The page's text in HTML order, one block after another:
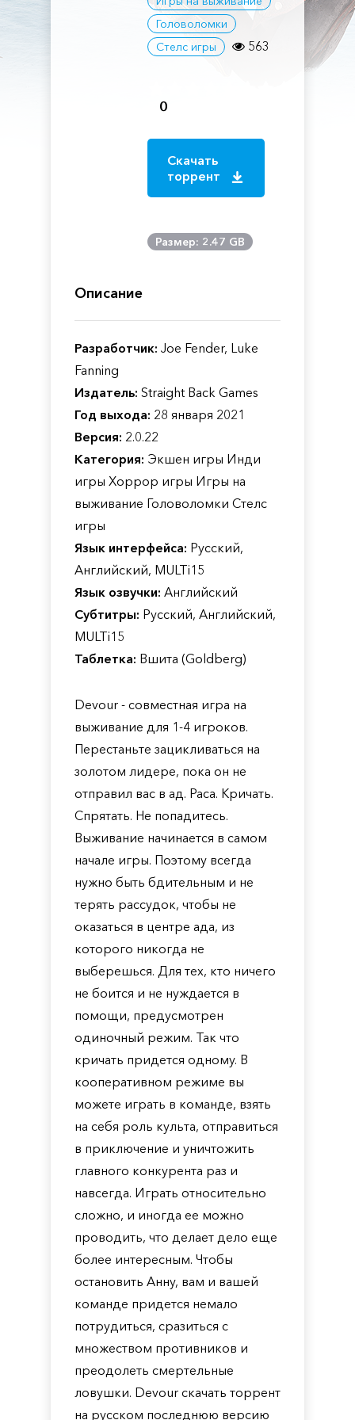
Головоломки
Стелс игры
563
0
Скачать
торрент
Размер: 2.47 GB
Описание
Разработчик: Joe Fender, Luke
Fanning
Издатель: Straight Back Games
Год выхода: 28 января 2021
Версия: 2.0.22
Категория: Экшен игры Инди
игры Хоррор игры Игры на
выживание Головоломки Стелс
игры
Язык интерфейса: Русский,
Английский, MULTi15
Язык озвучки: Английский
Субтитры: Русский, Английский,
MULTi15
Таблетка: Вшита (Goldberg)
Devour - совместная игра на
выживание для 1-4 игроков.
Перестаньте зацикливаться на
золотом лидере, пока он не
отправил вас в ад. Раса. Кричать.
Спрятать. Не попадитесь.
Выживание начинается в самом
начале игры. Поэтому всегда
нужно быть бдительным и не
терять рассудок, чтобы не
оказаться в центре ада, из
которого никогда не
выберешься. Для тех, кто ничего
не боится и не нуждается в
помощи, предусмотрен
одиночный режим. Так что
кричать придется одному. В
кооперативном режиме вы
можете играть в команде, взять
на себя роль культа, отправиться
в приключение и уничтожить
главного конкурента раз и
навсегда. Играть относительно
сложно, и иногда ее можно
проводить, что делает дело еще
более интересным. Чтобы
остановить Анну, вам и вашей
команде придется немало
потрудиться, сразиться с
множеством противников и
преодолеть смертельные
ловушки. Devour скачать торрент
на русском последнюю версию